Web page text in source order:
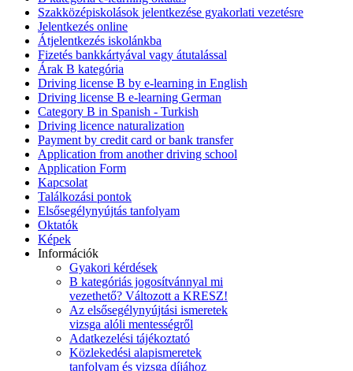
Szakközépiskolások jelentkezése gyakorlati vezetésre
Jelentkezés online
Átjelentkezés iskolánkba
Fizetés bankkártyával vagy átutalással
Árak B kategória
Driving license B by e-learning in English
Driving license B e-learning German
Category B in Spanish - Turkish
Driving licence naturalization
Payment by credit card or bank transfer
Application from another driving school
Application Form
Kapcsolat
Találkozási pontok
Elsősegélynyújtás tanfolyam
Oktatók
Képek
Információk
Gyakori kérdések
B kategóriás jogosítvánnyal mi
vezethető? Változott a KRESZ!
Az elsősegélynyújtási ismeretek
vizsga alóli mentességről
Adatkezelési tájékoztató
Közlekedési alapismeretek
tanfolyam és vizsga díjához